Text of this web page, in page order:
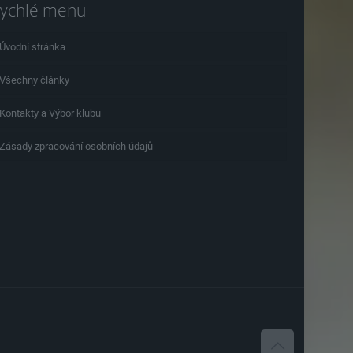
menu
stránka
články
a Výbor klubu
zpracování osobních údajů